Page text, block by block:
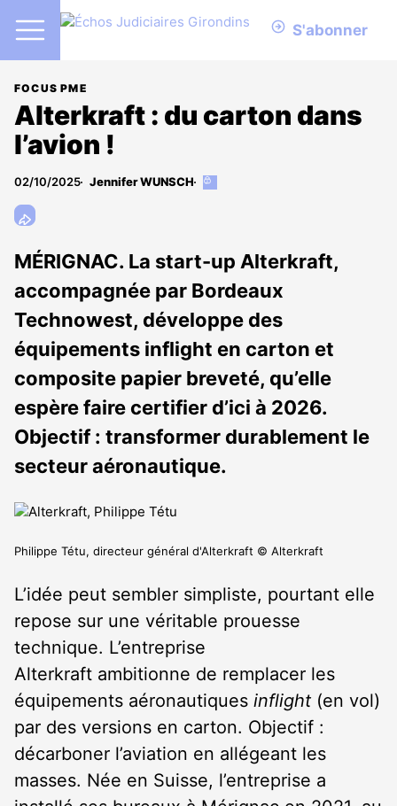
S'abonner
FOCUS PME
Alterkraft : du carton dans
l’avion !
02/10/2025 Jennifer WUNSCH
Cet
abonnés
MÉRIGNAC. La start-up Alterkraft,
accompagnée par Bordeaux
Technowest, développe des
équipements inflight en carton et
composite papier breveté, qu’elle
espère faire certifier d’ici à 2026.
Objectif : transformer durablement le
secteur aéronautique.
Philippe Tétu, directeur général d'Alterkraft © Alterkraft
L’idée peut sembler simpliste, pourtant elle
repose sur une véritable prouesse
technique. L’entreprise
Alterkraft ambitionne de remplacer les
équipements aéronautiques inflight (en vol)
par des versions en carton. Objectif :
décarboner l’aviation en allégeant les
masses. Née en Suisse, l’entreprise a